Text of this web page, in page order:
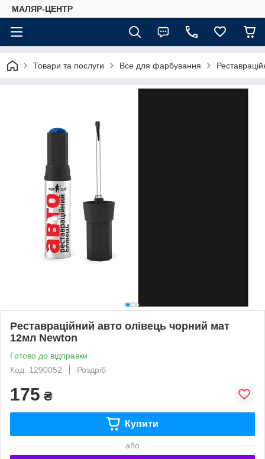
МАЛЯР-ЦЕНТР
Товари та послуги Все для фарбування
Реставраційний авто олівець чорний мат
12мл Newton
Готово до відправки
Код: 1290052
Роздріб
175 ₴
Купити
або